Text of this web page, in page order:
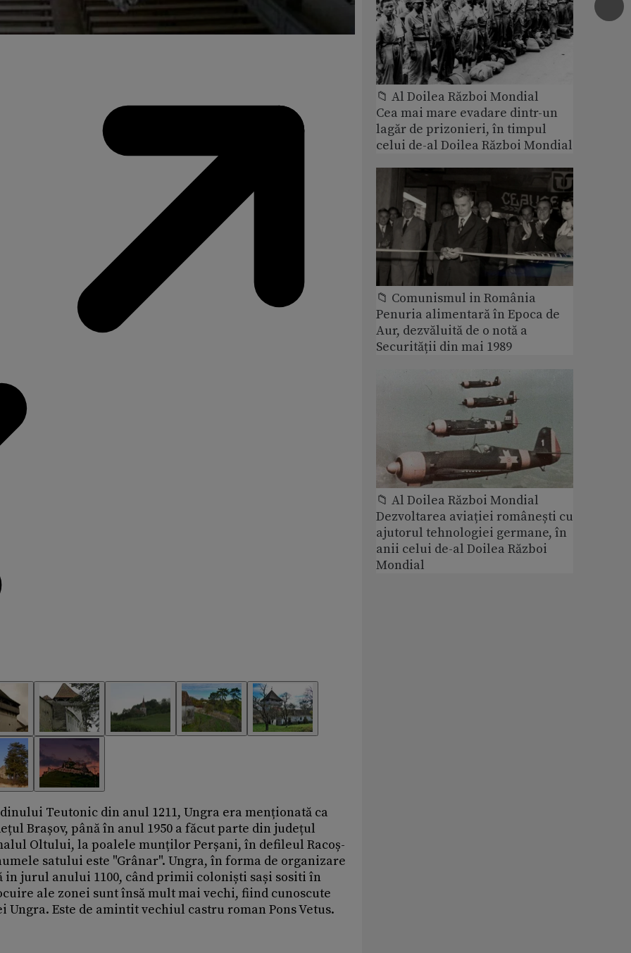
Teutonic din anul 1211, Ungra era menționată ca
Brașov, până în anul 1950 a făcut parte din județul
Oltului, la poalele munților Perșani, în defileul Racoș-
satului este "Grânar". Ungra, în forma de organizare
in jurul anului 1100, când primii coloniști sași sositi în
ale zonei sunt însă mult mai vechi, fiind cunoscute
Este de amintit vechiul castru roman Pons Vetus.
📁 Al Doilea Război Mondial
Cea mai mare evadare dintr-un
lagăr de prizonieri, în timpul
celui de-al Doilea Război Mondial
📁 Comunismul in România
Penuria alimentară în Epoca de
Aur, dezvăluită de o notă a
Securității din mai 1989
📁 Al Doilea Război Mondial
Dezvoltarea aviației românești cu
ajutorul tehnologiei germane, în
anii celui de-al Doilea Război
Mondial